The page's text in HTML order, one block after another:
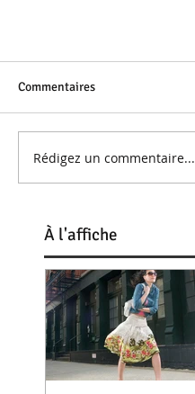
Commentaires
Rédigez un commentaire...
À l'affiche